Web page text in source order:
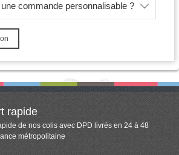
commande personnalisable ?
rapide
de nos colis avec DPD livrés en 24 à 48
métropolitaine